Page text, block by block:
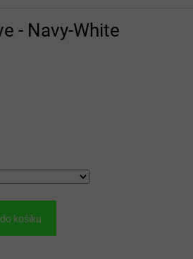
- Navy-White
košíku